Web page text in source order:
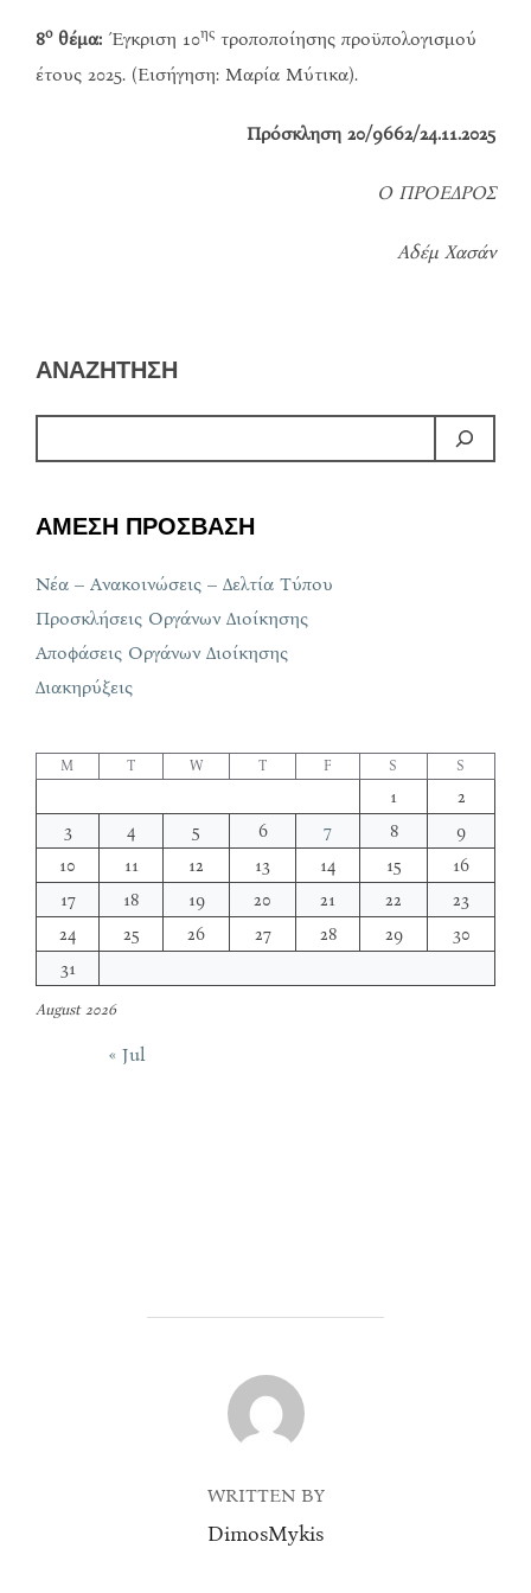
8οθέμα: Έγκριση 10ης τροποποίησης προϋπολογισμού
έτους 2025. (Εισήγηση: Μαρία Μύτικα).
Πρόσκληση 20/9662/24.11.2025
Ο ΠΡΟΕΔΡΟΣ
Αδέμ Χασάν
ΑΝΑΖΗΤΗΣΗ
ΑΜΕΣΗ ΠΡΟΣΒΑΣΗ
Νέα – Ανακοινώσεις – Δελτία Τύπου
Προσκλήσεις Οργάνων Διοίκησης
Αποφάσεις Οργάνων Διοίκησης
Διακηρύξεις
August 2026
M T W T F S S
1
2
3
4 5 6 7 8
9
10
11 12 13 14 15
16
17
18 19 20 21 22
23
24
25 26 27 28 29
30
31
« Jul
POST AUTHOR
WRITTEN BY
DimosMykis